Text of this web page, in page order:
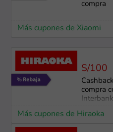
compra
Más cupones de Xiaomi
S/100
compra
Interbank
Más cupones de Hiraoka